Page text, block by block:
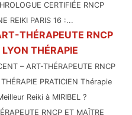
CERTIFIÉE RNCP
REIKI PARIS 16 :...
THÉRAPEUTE RNCP
THÉRAPIE
– ART-THÉRAPEUTE RNCP
PRATICIEN Thérapie
Reiki à MIRIBEL ?
RNCP ET MAÎTRE